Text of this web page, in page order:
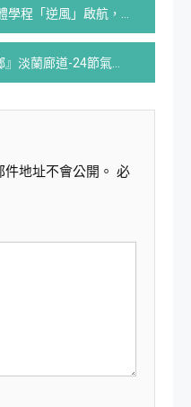
」啟航，一個校友的半世紀心願！
方之美-處暑 ｜淡蘭北中南路宜蘭頭城
地址不會公開。 必